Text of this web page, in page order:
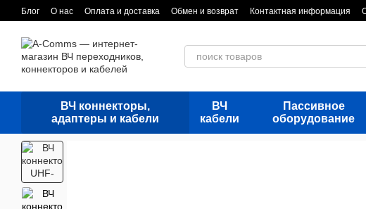
Перейти к основному контенту
Блог О нас Оплата и доставка Обмен и возврат Контактная информация
ВЧ коннекторы,
адаптеры и кабели
ВЧ
кабели
Пассивное
оборудование